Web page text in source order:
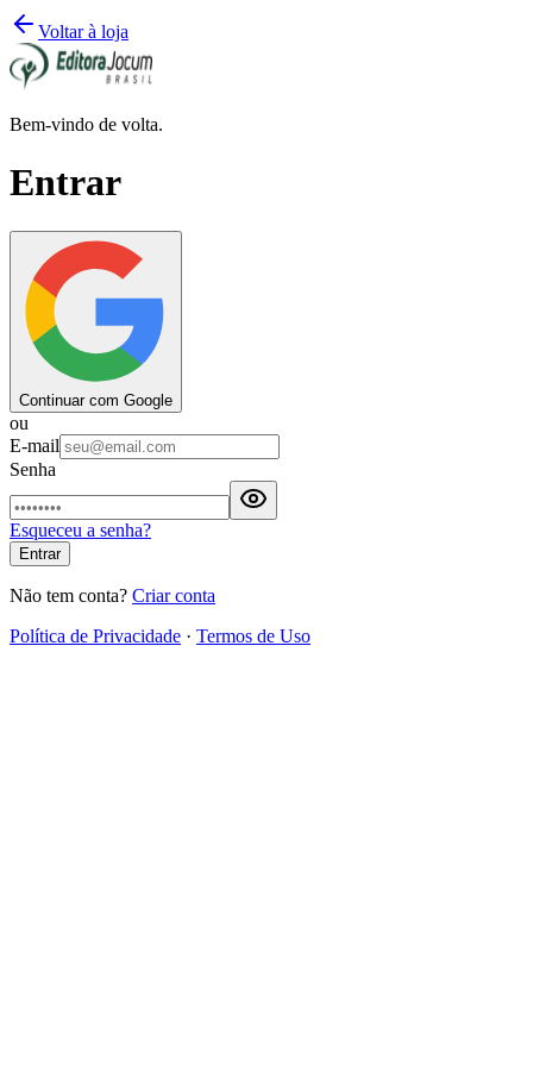
Voltar à loja
Bem-vindo de volta.
Entrar
Continuar com Google
ou
E-mail
Senha
Esqueceu a senha?
Entrar
Não tem conta? Criar conta
Política de Privacidade · Termos de Uso